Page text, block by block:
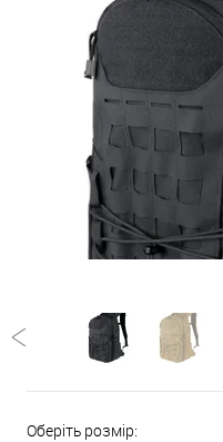
Оберіть розмір: